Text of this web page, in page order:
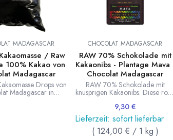
MADAGASCAR
/ Raw
100% Kakao von
Madagascar
Drops von
Madagascar in
CHOCOLAT MADAGASCAR
RAW 70% Schokolade mit
Kakaonibs - Plantage Mava
Chocolat Madagascar
RAW 70% Schokolade mit
knusprigen Kakaonibs. Diese rohe
Madagascar nur aus den
ungerösteten Kakaobohnen der
Mava Plantage und unraffiniertem
Rohrzucker hergestellt. Anbau
9,30€
Lieferzeit: sofort lieferbar
( 124,00 € / 1 kg )